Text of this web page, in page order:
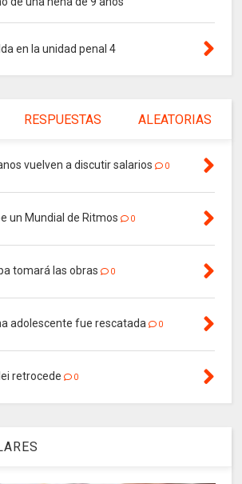
en la unidad penal 4
RESPUESTAS ALEATORIAS
vuelven a discutir salarios 0
un Mundial de Ritmos 0
tomará las obras 0
adolescente fue rescatada 0
retrocede 0